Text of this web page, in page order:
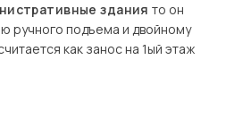
здания то он
ручного подъема и двойному
как занос на 1ый этаж